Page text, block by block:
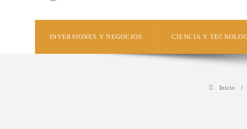
INVERSIONES Y NEGOCIOS CIENCIA Y
Inicio